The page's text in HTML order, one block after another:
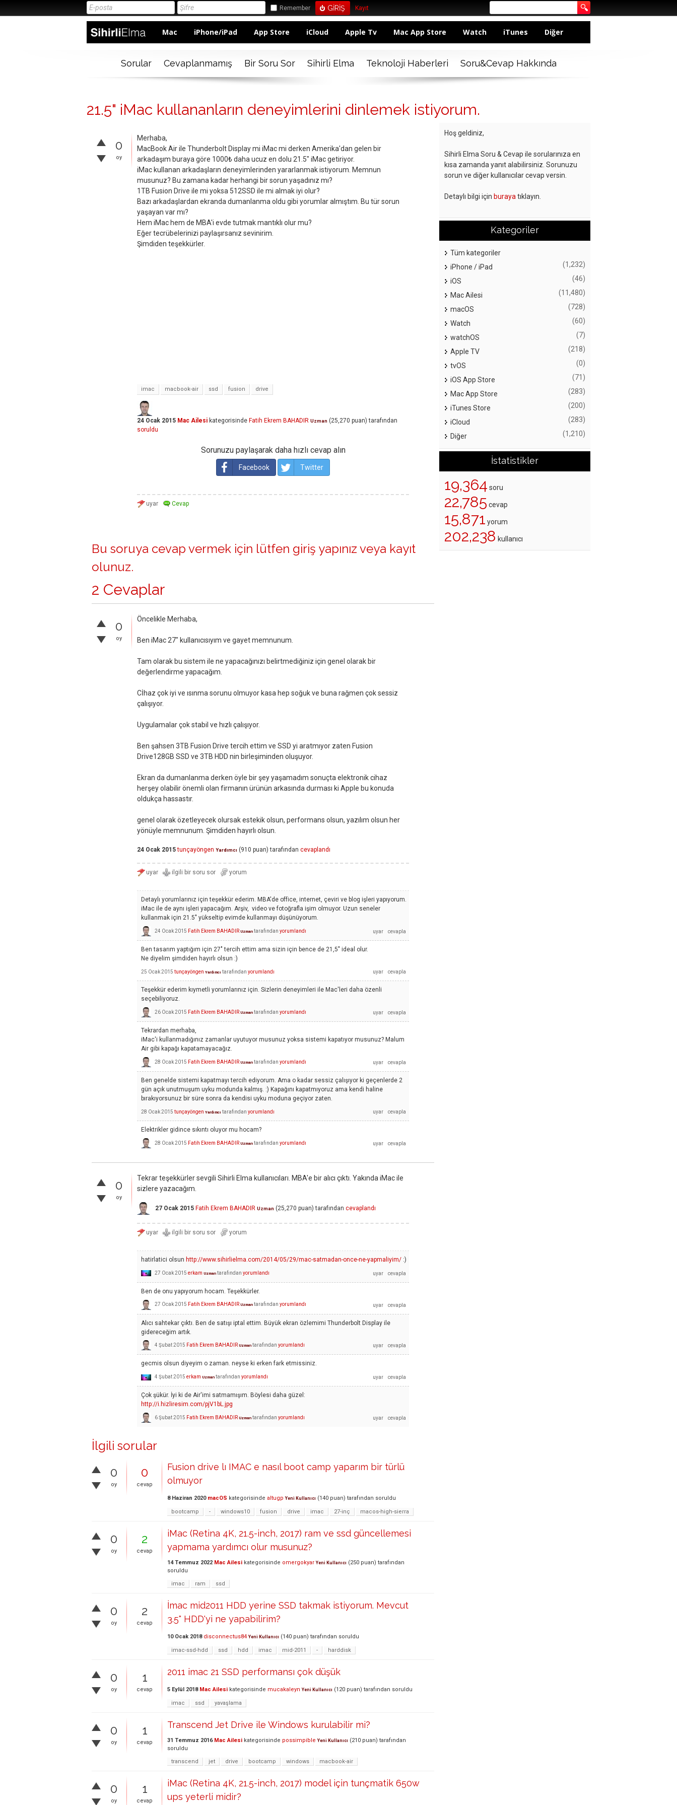
Remember Kayıt
Mac iPhone/iPad App Store iCloud Apple Tv Mac App Store Watch iTunes Diğer
Sorular Cevaplanmamış Bir Soru Sor Sihirli Elma Teknoloji Haberleri Soru&Cevap Hakkında
21.5" iMac kullananların deneyimlerini dinlemek istiyorum.
0
oy
Merhaba,
MacBook Air ile Thunderbolt Display mi iMac mi derken Amerika'dan gelen bir
arkadaşım buraya göre 1000₺ daha ucuz en dolu 21.5" iMac getiriyor.
iMac kullanan arkadaşların deneyimlerinden yararlanmak istiyorum. Memnun
musunuz? Bu zamana kadar herhangi bir sorun yaşadınız mı?
1TB Fusion Drive ile mi yoksa 512SSD ile mi almak iyi olur?
Bazı arkadaşlardan ekranda dumanlanma oldu gibi yorumlar almıştım. Bu tür sorun
yaşayan var mı?
Hem iMac hem de MBA'i evde tutmak mantıklı olur mu?
Eğer tecrübelerinizi paylaşırsanız sevinirim.
Şimdiden teşekkürler.
imac macbook-air ssd fusion drive
24 Ocak 2015 Mac Ailesi kategorisinde Fatih Ekrem BAHADIR Uzman (25,270 puan) tarafından
soruldu
Sorunuzu paylaşarak daha hızlı cevap alın
Facebook Twitter
Bu soruya cevap vermek için lütfen giriş yapınız veya kayıt
olunuz.
2 Cevaplar
0
oy
Öncelikle Merhaba,
Ben iMac 27" kullanıcısıyım ve gayet memnunum.
Tam olarak bu sistem ile ne yapacağınızı belirtmediğiniz için genel olarak bir
değerlendirme yapacağım.
Cİhaz çok iyi ve ısınma sorunu olmuyor kasa hep soğuk ve buna rağmen çok sessiz
çalışıyor.
Uygulamalar çok stabil ve hızlı çalışıyor.
Ben şahsen 3TB Fusion Drive tercih ettim ve SSD yi aratmıyor zaten Fusion
Drive128GB SSD ve 3TB HDD nin birleşiminden oluşuyor.
Ekran da dumanlanma derken öyle bir şey yaşamadım sonuçta elektronik cihaz
herşey olabilir önemli olan firmanın ürünün arkasında durması ki Apple bu konuda
oldukça hassastır.
genel olarak özetleyecek olursak estekik olsun, performans olsun, yazılım olsun her
yönüyle memnunum. Şimdiden hayırlı olsun.
24 Ocak 2015 tunçayöngen Yardımcı (910 puan) tarafından cevaplandı
Detaylı yorumlarınız için teşekkür ederim. MBA'de office, internet, çeviri ve blog işleri yapıyorum.
iMac ile de aynı işleri yapacağım. Arşiv, video ve fotoğrafla işim olmuyor. Uzun seneler
kullanmak için 21.5" yükseltip evimde kullanmayı düşünüyorum.
24 Ocak 2015 Fatih Ekrem BAHADIR Uzman tarafından yorumlandı
Ben tasarım yaptığım için 27" tercih ettim ama sizin için bence de 21,5" ideal olur.
Ne diyelim şimdiden hayırlı olsun :)
25 Ocak 2015 tunçayöngen Yardımcı tarafından yorumlandı
Teşekkür ederim kıymetli yorumlarınız için. Sizlerin deneyimleri ile Mac'leri daha özenli
seçebiliyoruz.
26 Ocak 2015 Fatih Ekrem BAHADIR Uzman tarafından yorumlandı
Tekrardan merhaba,
iMac'i kullanmadığınız zamanlar uyutuyor musunuz yoksa sistemi kapatıyor musunuz? Malum
Air gibi kapağı kapatamayacağız.
28 Ocak 2015 Fatih Ekrem BAHADIR Uzman tarafından yorumlandı
Ben genelde sistemi kapatmayı tercih ediyorum. Ama o kadar sessiz çalışıyor ki geçenlerde 2
gün açık unutmuşum uyku modunda kalmış. :) Kapağını kapatmıyoruz ama kendi haline
bırakıyorsunuz bir süre sonra da kendisi uyku moduna geçiyor zaten.
28 Ocak 2015 tunçayöngen Yardımcı tarafından yorumlandı
Elektrikler gidince sıkıntı oluyor mu hocam?
28 Ocak 2015 Fatih Ekrem BAHADIR Uzman tarafından yorumlandı
0
oy
Tekrar teşekkürler sevgili Sihirli Elma kullanıcıları. MBA'e bir alıcı çıktı. Yakında iMac ile
sizlere yazacağım.
27 Ocak 2015 Fatih Ekrem BAHADIR Uzman (25,270 puan) tarafından cevaplandı
hatirlatici olsun http://www.sihirlielma.com/2014/05/29/mac-satmadan-once-ne-yapmaliyim/ :)
27 Ocak 2015 erkam Uzman tarafından yorumlandı
Ben de onu yapıyorum hocam. Teşekkürler.
27 Ocak 2015 Fatih Ekrem BAHADIR Uzman tarafından yorumlandı
Alıcı sahtekar çıktı. Ben de satışı iptal ettim. Büyük ekran özlemimi Thunderbolt Display ile
gidereceğim artık.
4 Şubat 2015 Fatih Ekrem BAHADIR Uzman tarafından yorumlandı
gecmis olsun diyeyim o zaman. neyse ki erken fark etmissiniz.
4 Şubat 2015 erkam Uzman tarafından yorumlandı
Çok şükür. İyi ki de Air'imi satmamışım. Böylesi daha güzel:
http://i.hizliresim.com/pjV1bL.jpg
6 Şubat 2015 Fatih Ekrem BAHADIR Uzman tarafından yorumlandı
İlgili sorular
0
oy
0
cevap
Fusion drive lı IMAC e nasıl boot camp yaparım bir türlü
olmuyor
8 Haziran 2020 macOS kategorisinde altugp Yeni Kullanıcı (140 puan) tarafından soruldu
bootcamp - windows10 fusion drive imac 27-inç macos-high-sierra
0
oy
2
cevap
iMac (Retina 4K, 21.5-inch, 2017) ram ve ssd güncellemesi
yapmama yardımcı olur musunuz?
14 Temmuz 2022 Mac Ailesi kategorisinde omergokyar Yeni Kullanıcı (250 puan) tarafından
soruldu
imac
ram ssd
0
oy
2
cevap
İmac mid2011 HDD yerine SSD takmak istiyorum. Mevcut
3.5" HDD'yi ne yapabilirim?
10 Ocak 2018 disconnectus84 Yeni Kullanıcı (140 puan) tarafından soruldu
imac-ssd-hdd ssd hdd imac mid-2011 - harddisk
0
oy
1
cevap
2011 imac 21 SSD performansı çok düşük
5 Eylül 2018 Mac Ailesi kategorisinde mucakaleyn Yeni Kullanıcı (120 puan) tarafından soruldu
imac ssd yavaşlama
0
oy
1
cevap
Transcend Jet Drive ile Windows kurulabilir mi?
31 Temmuz 2016 Mac Ailesi kategorisinde possimpible Yeni Kullanıcı (210 puan) tarafından
soruldu
transcend
jet drive bootcamp windows macbook-air
0
oy
1
cevap
iMac (Retina 4K, 21.5-inch, 2017) model için tunçmatik 650w
ups yeterli midir?
Hoş geldiniz,
Sihirli Elma Soru & Cevap ile sorularınıza en
kısa zamanda yanıt alabilirsiniz. Sorunuzu
sorun ve diğer kullanıcılar cevap versin.
Detaylı bilgi için buraya tıklayın.
Kategoriler
Tüm kategoriler
iPhone / iPad
(1,232)
iOS (46)
Mac Ailesi (11,480)
macOS (728)
Watch (60)
watchOS (7)
Apple TV (218)
tvOS (0)
iOS App Store (71)
Mac App Store (283)
iTunes Store (200)
iCloud (283)
Diğer (1,210)
İstatistikler
19,364 soru
22,785 cevap
15,871 yorum
202,238 kullanıcı